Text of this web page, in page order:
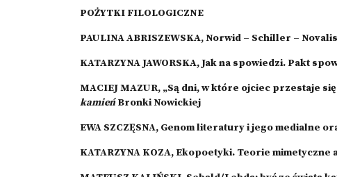
POŻYTKI FILOLOGICZNE
PAULINA ABRISZEWSKA, Norwid – Schiller –
KATARZYNA JAWORSKA, Jak na spowiedzi. Pakt
MACIEJ MAZUR, „Są dni, w które ojciec przestaje
kamieńBronki Nowickiej
EWA SZCZĘSNA, Genom literatury i jego medialne
KATARZYNA KOZA, Ekopoetyki. Teorie